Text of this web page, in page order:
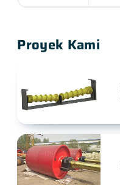
Proyek Kami